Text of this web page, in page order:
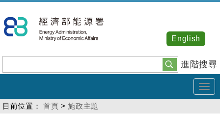
到
主
內
容
進階搜尋
English
目前位置： 首頁 >施政主題